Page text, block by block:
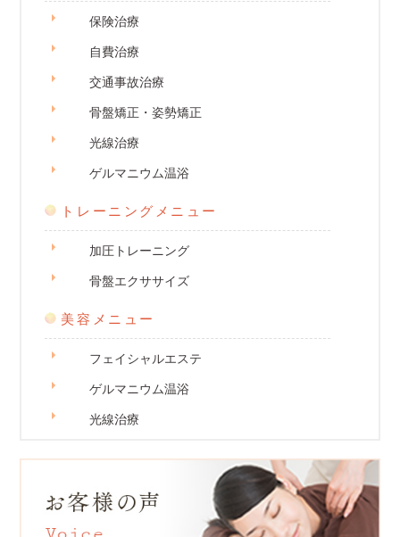
保険治療
自費治療
交通事故治療
骨盤矯正・姿勢矯正
光線治療
ゲルマニウム温浴
トレーニングメニュー
加圧トレーニング
骨盤エクササイズ
美容メニュー
フェイシャルエステ
ゲルマニウム温浴
光線治療